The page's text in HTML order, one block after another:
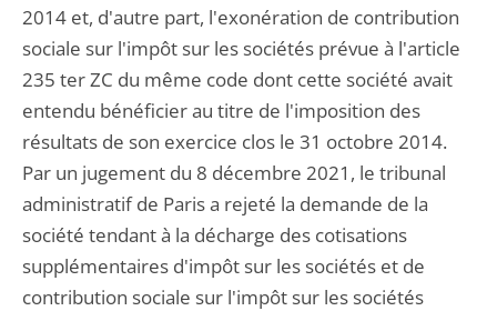
2014 et, d'autre part, l'exonération de contribution
sociale sur l'impôt sur les sociétés prévue à l'article
235 ter ZC du même code dont cette société avait
entendu bénéficier au titre de l'imposition des
résultats de son exercice clos le 31 octobre 2014.
Par un jugement du 8 décembre 2021, le tribunal
administratif de Paris a rejeté la demande de la
société tendant à la décharge des cotisations
supplémentaires d'impôt sur les sociétés et de
contribution sociale sur l'impôt sur les sociétés